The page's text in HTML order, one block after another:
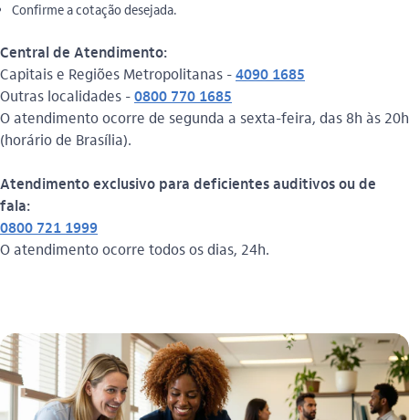
Confirme a cotação desejada.
Central de Atendimento:
Capitais e Regiões Metropolitanas -4090 1685
Outras localidades -0800 770 1685
O atendimento ocorre de segunda a sexta-feira, das 8h às 20h
(horário de Brasília).
Atendimento exclusivo para deficientes auditivos ou de
fala:
0800 721 1999
O atendimento ocorre todos os dias, 24h.